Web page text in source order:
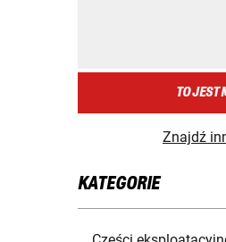
TO JEST
Znajdź
KATEGORIE